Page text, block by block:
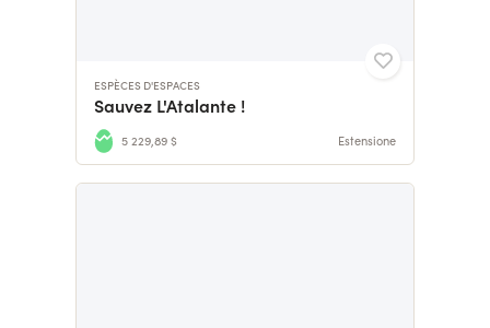
ESPÈCES D'ESPACES
Sauvez L'Atalante !
5 229,89 $ Estensione